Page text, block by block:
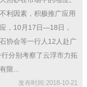
利因素，积极推广应用
，10月17日—18日，
协会等一行人12人赴广
分别考察了云浮市力拓
限...
发布时间:2018-10-21